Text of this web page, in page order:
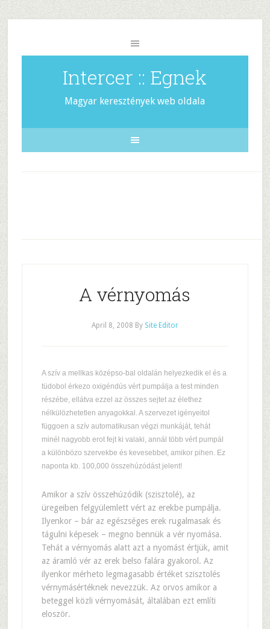
Intercer :: Egnek
Magyar keresztények web oldala
A vérnyomás
April 8, 2008 By Site Editor
A szív a mellkas középso-bal oldalán helyezkedik el és a
tüdobol érkezo oxigéndús vért pumpálja a test minden
részébe, ellátva ezzel az összes sejtet az élethez
nélkülözhetetlen anyagokkal. A szervezet igényeitol
függoen a szív automatikusan végzi munkáját, tehát
minél nagyobb erot fejt ki valaki, annál több vért pumpál
a különbözo szervekbe és kevesebbet, amikor pihen. Ez
naponta kb. 100,000 összehúzódást jelent!
Amikor a szív összehúzódik (szisztolé), az
üregeiben felgyülemlett vért az erekbe pumpálja.
Ilyenkor – bár az egészséges erek rugalmasak és
tágulni képesek – megno bennük a vér nyomása.
Tehát a vérnyomás alatt azt a nyomást értjük, amit
az áramló vér az erek belso falára gyakorol. Az
ilyenkor mérheto legmagasabb értéket szisztolés
vérnymásértéknek nevezzük. Az orvos amikor a
beteggel közli vérnyomását, általában ezt említi
eloször.